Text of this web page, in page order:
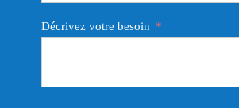
Décrivez votre besoin